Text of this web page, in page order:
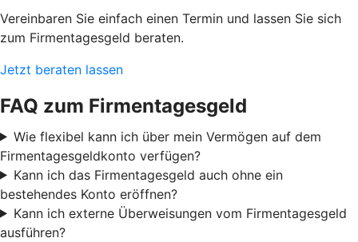
Vereinbaren Sie einfach einen Termin und lassen Sie sich
zum Firmentagesgeld beraten.
Jetzt beraten lassen
FAQ zum Firmentagesgeld
Wie flexibel kann ich über mein Vermögen auf dem
Firmentagesgeldkonto verfügen?
Kann ich das Firmentagesgeld auch ohne ein
bestehendes Konto eröffnen?
Kann ich externe Überweisungen vom Firmentagesgeld
ausführen?